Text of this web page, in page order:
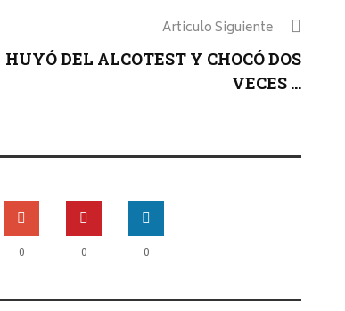
Articulo Siguiente
HUYÓ DEL ALCOTEST Y CHOCÓ DOS
VECES ...
0 0 0